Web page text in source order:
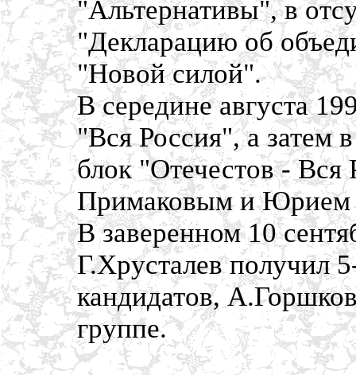
"Альтернативы", в
"Декларацию об
"Новой силой".
В середине августа
"Вся Россия", а затем
блок "Отечестов - Вся
Примаковым и
В заверенном 10
Г.Хрусталев получил
кандидатов,
группе.